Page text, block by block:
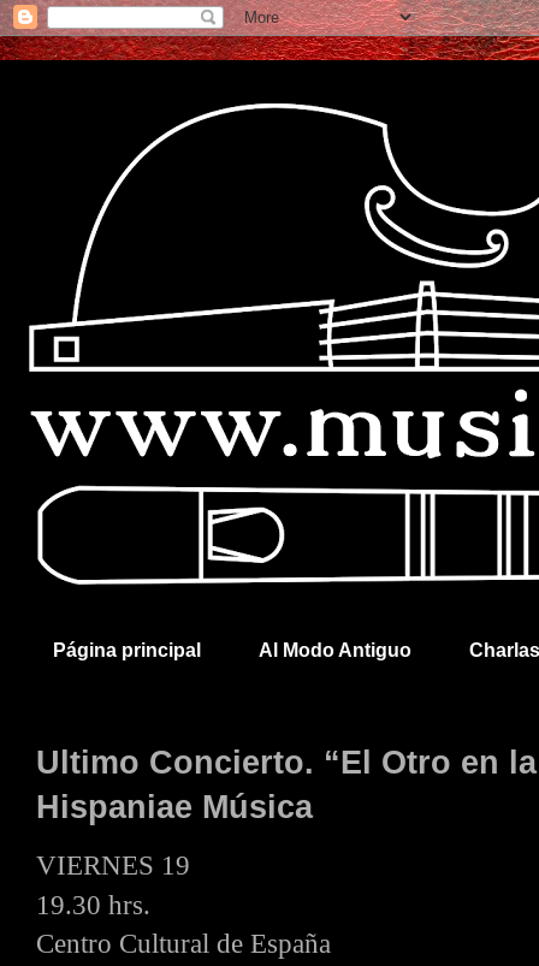
Página principal Al Modo Antiguo
Ultimo Concierto. “El Otro en
Hispaniae Música
VIERNES 19
19.30 hrs.
Centro Cultural de España